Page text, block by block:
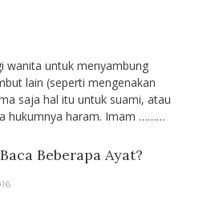
wanita untuk menyambung
lain (seperti mengenakan
saja hal itu untuk suami, atau
hukumnya haram. Imam ………
Beberapa Ayat?